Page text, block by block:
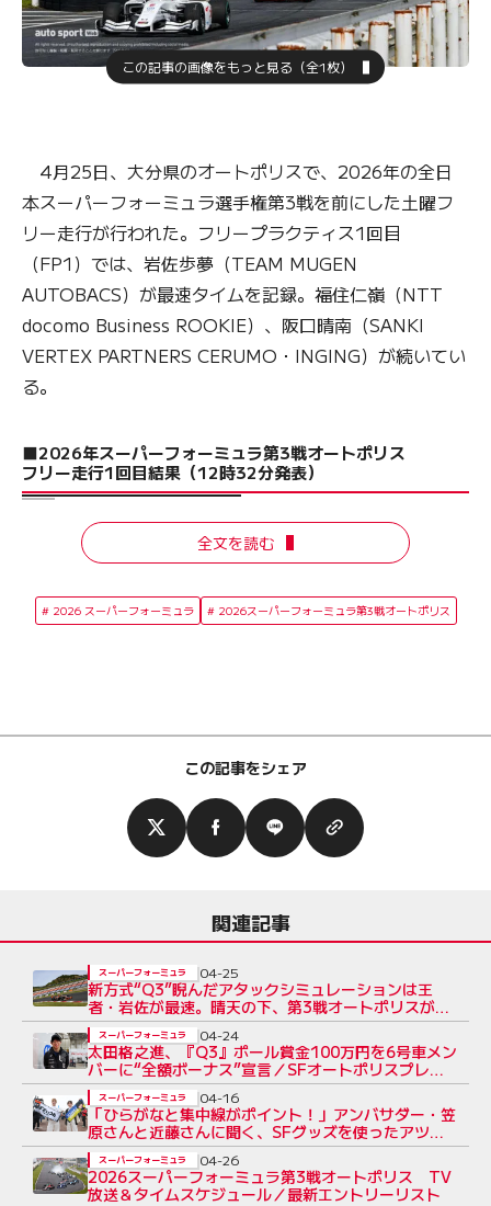
この記事の画像をもっと見る（全1枚）
4月25日、大分県のオートポリスで、2026年の全日
本スーパーフォーミュラ選手権第3戦を前にした土曜フ
リー走行が行われた。フリープラクティス1回目
（FP1）では、岩佐歩夢（TEAM MUGEN
AUTOBACS）が最速タイムを記録。福住仁嶺（NTT
docomo Business ROOKIE）、阪口晴南（SANKI
VERTEX PARTNERS CERUMO・INGING）が続いてい
る。
■2026年スーパーフォーミュラ第3戦オートポリス
フリー走行1回目結果（12時32分発表）
全文を読む
2026 スーパーフォーミュラ 2026スーパーフォーミュラ第3戦オートポリス
この記事をシェア
関連記事
新方式“Q3”睨んだアタックシミュレーションは王
者・岩佐が最速。晴天の下、第3戦オートポリスが開
幕
スーパーフォーミュラ 04-25
太田格之進、『Q3』ポール賞金100万円を6号車メン
バーに“全額ボーナス”宣言／SFオートポリスプレ
ビュー
スーパーフォーミュラ 04-24
「ひらがなと集中線がポイント！」アンバサダー・笠
原さんと近藤さんに聞く、SFグッズを使ったアツい
推し方
スーパーフォーミュラ 04-16
2026スーパーフォーミュラ第3戦オートポリス TV
放送＆タイムスケジュール／最新エントリーリスト
スーパーフォーミュラ 04-26